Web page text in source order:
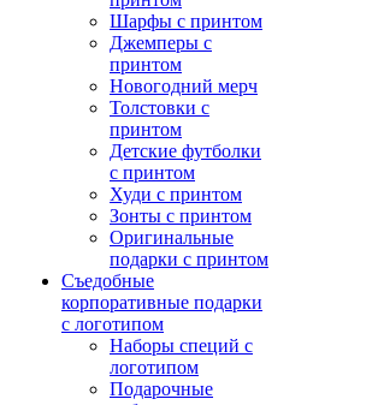
Шарфы с принтом
Джемперы с
принтом
Новогодний мерч
Толстовки с
принтом
Детские футболки
с принтом
Худи с принтом
Зонты с принтом
Оригинальные
подарки с принтом
Съедобные
корпоративные подарки
с логотипом
Наборы специй с
логотипом
Подарочные